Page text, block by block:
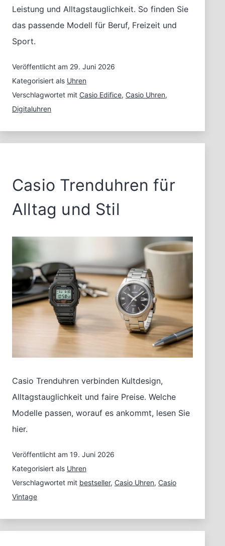
Leistung und Alltagstauglichkeit. So finden Sie
das passende Modell für Beruf, Freizeit und
Sport.
Veröffentlicht am 29. Juni 2026
Kategorisiert als Uhren
Verschlagwortet mit Casio Edifice, Casio Uhren,
Digitaluhren
Casio Trenduhren für
Alltag und Stil
Casio Trenduhren verbinden Kultdesign,
Alltagstauglichkeit und faire Preise. Welche
Modelle passen, worauf es ankommt, lesen Sie
hier.
Veröffentlicht am 19. Juni 2026
Kategorisiert als Uhren
Verschlagwortet mit bestseller, Casio Uhren, Casio
Vintage